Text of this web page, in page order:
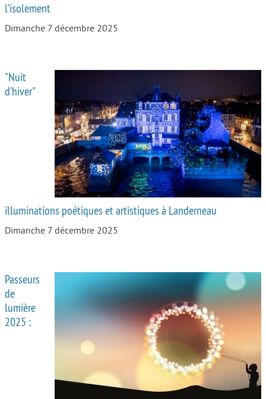
l’isolement
Dimanche 7 décembre 2025
"Nuit
d’hiver"
illuminations poétiques et artistiques à Landerneau
Dimanche 7 décembre 2025
Passeurs
de
lumière
2025 :